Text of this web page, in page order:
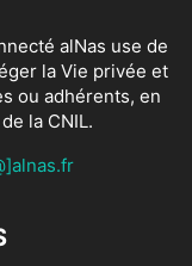
alNas use de
la Vie privée et
ou adhérents, en
la CNIL.